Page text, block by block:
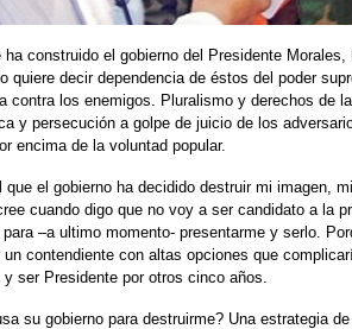
ha construido el gobierno del Presidente
quiere decir dependencia de éstos del poder
contra los enemigos. Pluralismo y derechos de
y persecución a golpe de juicio de los
encima de la voluntad popular.
el gobierno ha decidido destruir mi imagen,
cuando digo que no voy a ser candidato a la
–a ultimo momento- presentarme y serlo.
contendiente con altas opciones que
ser Presidente por otros cinco años.
su gobierno para destruirme? Una estrategia